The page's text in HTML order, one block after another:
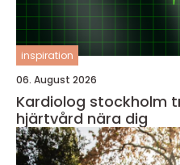
inspiration
06. August 2026
Kardiolog stockholm trygg och modern
hjärtvård nära dig